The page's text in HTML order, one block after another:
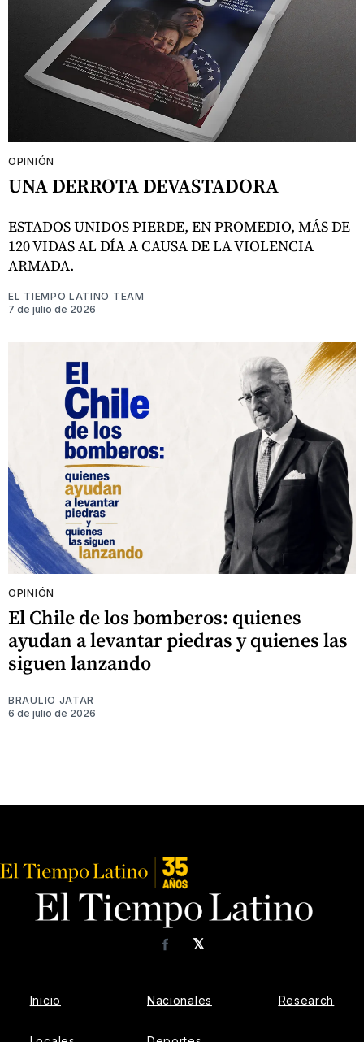
OPINIÓN
UNA DERROTA DEVASTADORA
ESTADOS UNIDOS PIERDE, EN PROMEDIO, MÁS DE
120 VIDAS AL DÍA A CAUSA DE LA VIOLENCIA
ARMADA.
EL TIEMPO LATINO TEAM
7 de julio de 2026
OPINIÓN
El Chile de los bomberos: quienes
ayudan a levantar piedras y quienes las
siguen lanzando
BRAULIO JATAR
6 de julio de 2026
𝕏
Facebook
Inicio Nacionales Research